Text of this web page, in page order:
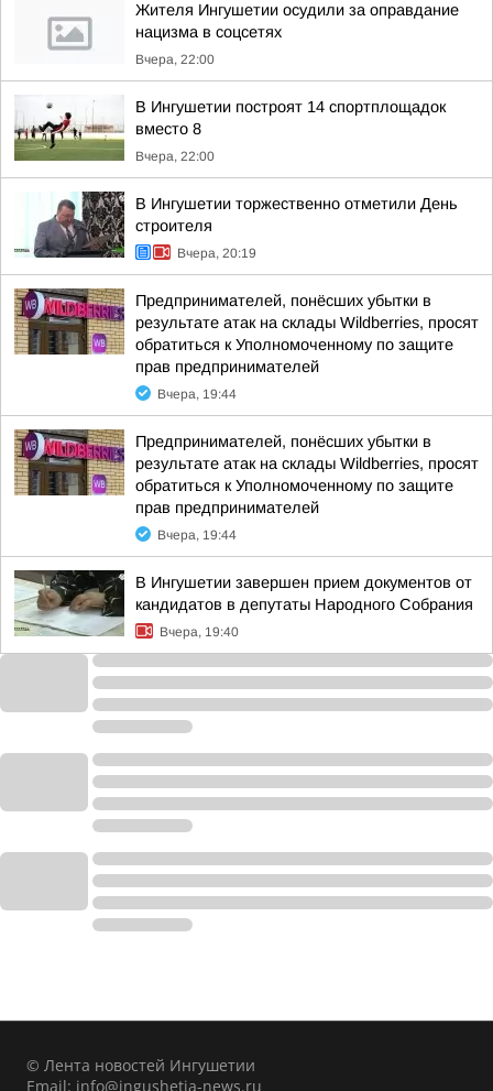
Жителя Ингушетии осудили за оправдание
нацизма в соцсетях
Вчера, 22:00
В Ингушетии построят 14 спортплощадок
вместо 8
Вчера, 22:00
В Ингушетии торжественно отметили День
строителя
Вчера, 20:19
Предпринимателей, понёсших убытки в
результате атак на склады Wildberries, просят
обратиться к Уполномоченному по защите
прав предпринимателей
Вчера, 19:44
Предпринимателей, понёсших убытки в
результате атак на склады Wildberries, просят
обратиться к Уполномоченному по защите
прав предпринимателей
Вчера, 19:44
В Ингушетии завершен прием документов от
кандидатов в депутаты Народного Собрания
Вчера, 19:40
© Лента новостей Ингушетии
Email: info@ingushetia-news.ru